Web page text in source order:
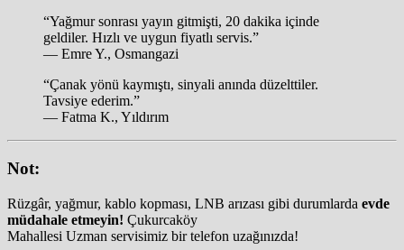
“Yağmur sonrası yayın gitmişti, 20 dakika içinde
geldiler. Hızlı ve uygun fiyatlı servis.”
— Emre Y., Osmangazi
“Çanak yönü kaymıştı, sinyali anında düzelttiler.
Tavsiye ederim.”
— Fatma K., Yıldırım
Not:
Rüzgâr, yağmur, kablo kopması, LNB arızası gibi durumlarda evde
müdahale etmeyin! Çukurcaköy
Mahallesi Uzman servisimiz bir telefon uzağınızda!